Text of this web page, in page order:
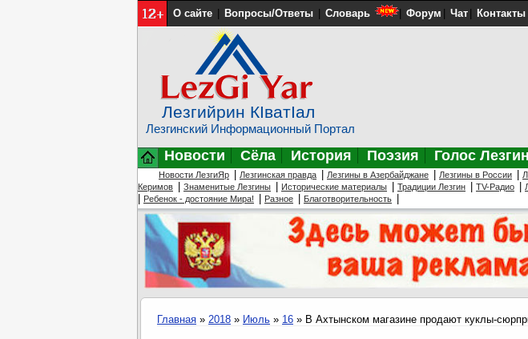
О сайте Вопросы/Ответы Словарь Форум Чат Контакты
Лезгийрин КIватIал
Лезгинский Информационный Портал
Новости Сёла История Поэзия Голос Лезгин
Новости ЛезгиЯр Лезгинская правда Лезгины в Азербайджане Лезгины в России
Керимов
Знаменитые Лезгины Исторические материалы Традиции Лезгин TV-Радио
Ребенок - достояние Мира! Разное Благотворительность
Главная » 2018 » Июль » 16 » В Ахтынском магазине продают куклы-